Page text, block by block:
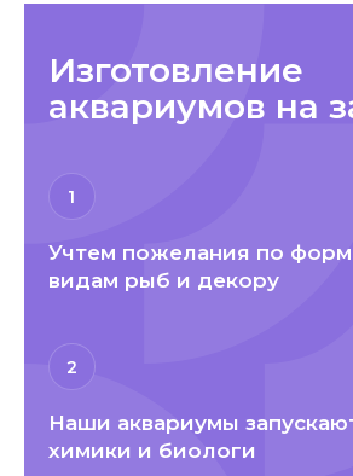
Изготовление
аквариумов на
1
Учтем пожелания по
видам рыб и декору
2
Наши аквариумы
химики и биологи